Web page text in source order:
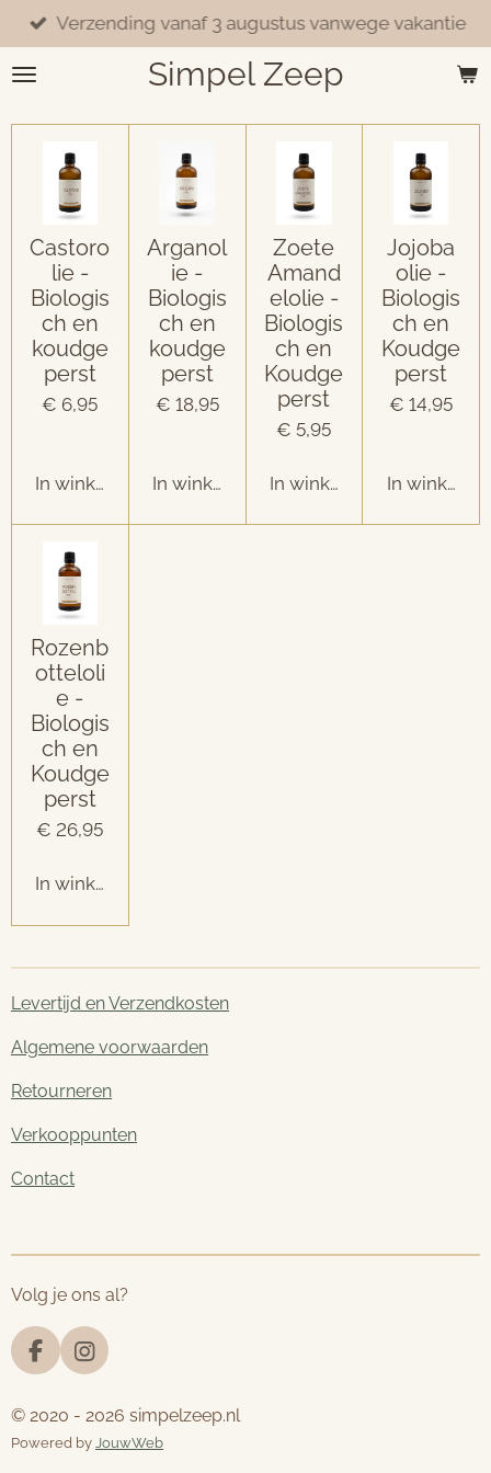
Ga
direct
naar
Simpel Zeep
Verzending vanaf 3 augustus vanwege vakantie
Castoro
lie -
Biologis
ch en
koudge
perst
€ 6,95
In winkelwagen
Arganol
ie -
Biologis
ch en
koudge
perst
€ 18,95
In winkelwagen
Zoete
Amand
elolie -
Biologis
ch en
Koudge
perst
€ 5,95
In winkelwagen
Jojoba
olie -
Biologis
ch en
Koudge
perst
€ 14,95
In
Rozenb
otteloli
e -
Biologis
ch en
Koudge
perst
€ 26,95
In winkelwagen
Levertijd en Verzendkosten
Algemene voorwaarden
Retourneren
Verkooppunten
Contact
Volg je ons al?
F
a
e
b
I
n
t
a
© 2020 - 2026 simpelzeep.nl
Powered byJouwWeb